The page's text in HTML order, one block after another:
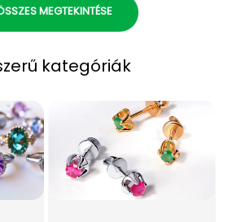
MEGTEKINTÉSE
kategóriák